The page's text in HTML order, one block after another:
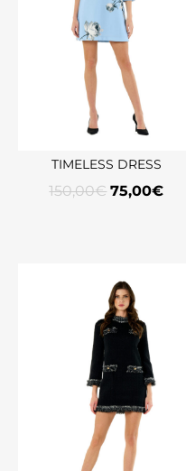
TIMELESS DRESS
150,00€ 75,00€